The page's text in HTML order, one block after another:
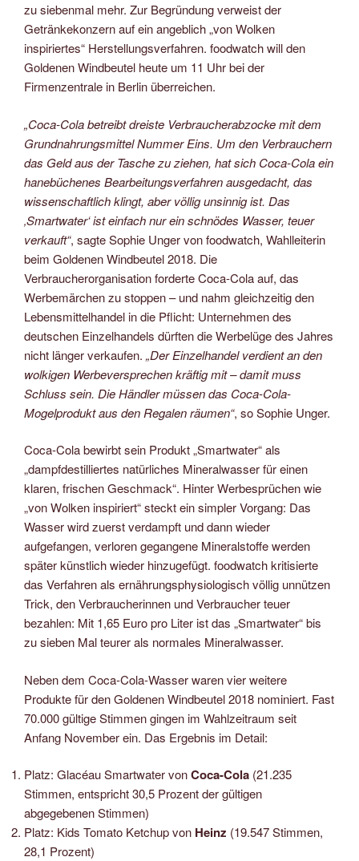
zu siebenmal mehr. Zur Begründung verweist der
Getränkekonzern auf ein angeblich „von Wolken
inspiriertes“ Herstellungsverfahren. foodwatch will den
Goldenen Windbeutel heute um 11 Uhr bei der
Firmenzentrale in Berlin überreichen.
„Coca-Cola betreibt dreiste Verbraucherabzocke mit dem
Grundnahrungsmittel Nummer Eins. Um den Verbrauchern
das Geld aus der Tasche zu ziehen, hat sich Coca-Cola ein
hanebüchenes Bearbeitungsverfahren ausgedacht, das
wissenschaftlich klingt, aber völlig unsinnig ist. Das
‚Smartwater‘ ist einfach nur ein schnödes Wasser, teuer
verkauft“, sagte Sophie Unger von foodwatch, Wahlleiterin
beim Goldenen Windbeutel 2018. Die
Verbraucherorganisation forderte Coca-Cola auf, das
Werbemärchen zu stoppen – und nahm gleichzeitig den
Lebensmittelhandel in die Pflicht: Unternehmen des
deutschen Einzelhandels dürften die Werbelüge des Jahres
nicht länger verkaufen. „Der Einzelhandel verdient an den
wolkigen Werbeversprechen kräftig mit – damit muss
Schluss sein. Die Händler müssen das Coca-Cola-
Mogelprodukt aus den Regalen räumen“, so Sophie Unger.
Coca-Cola bewirbt sein Produkt „Smartwater“ als
„dampfdestilliertes natürliches Mineralwasser für einen
klaren, frischen Geschmack“. Hinter Werbesprüchen wie
„von Wolken inspiriert“ steckt ein simpler Vorgang: Das
Wasser wird zuerst verdampft und dann wieder
aufgefangen, verloren gegangene Mineralstoffe werden
später künstlich wieder hinzugefügt. foodwatch kritisierte
das Verfahren als ernährungsphysiologisch völlig unnützen
Trick, den Verbraucherinnen und Verbraucher teuer
bezahlen: Mit 1,65 Euro pro Liter ist das „Smartwater“ bis
zu sieben Mal teurer als normales Mineralwasser.
Neben dem Coca-Cola-Wasser waren vier weitere
Produkte für den Goldenen Windbeutel 2018 nominiert. Fast
70.000 gültige Stimmen gingen im Wahlzeitraum seit
Anfang November ein. Das Ergebnis im Detail:
Platz: Glacéau Smartwater vonCoca-Cola (21.235
Stimmen, entspricht 30,5 Prozent der gültigen
abgegebenen Stimmen)
Platz: Kids Tomato Ketchup von Heinz (19.547 Stimmen,
28,1 Prozent)